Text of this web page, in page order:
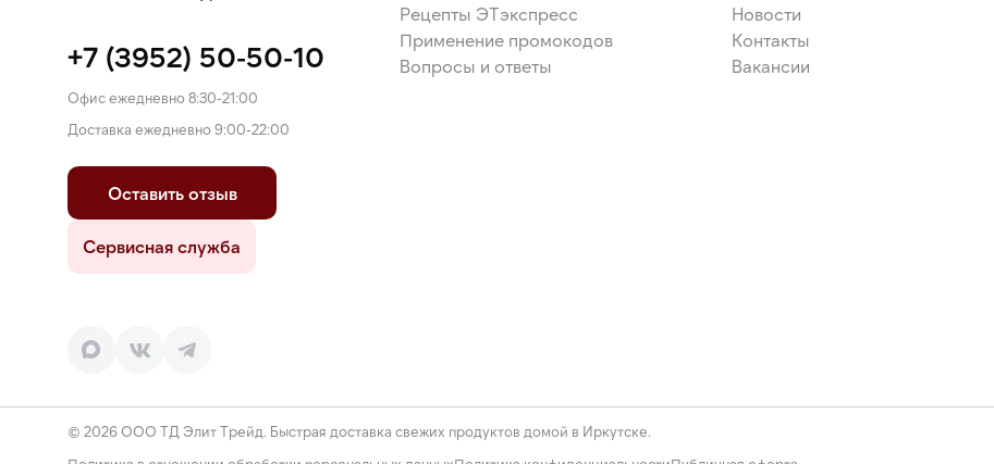
+7 (3952) 50-50-10
Офис ежедневно 8:30-21:00
Доставка ежедневно 9:00-22:00
Оставить отзыв
Сервисная служба
Рецепты ЭТэкспресс
Применение промокодов
Вопросы и ответы
Новости
Контакты
Вакансии
© 2026 ООО ТД Элит Трейд. Быстрая доставка свежих продуктов домой в Иркутске.